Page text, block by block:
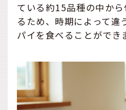
ている約15品種の中か
るため、時期によって違
パイを食べることができ